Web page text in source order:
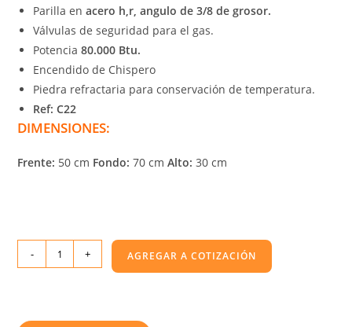
Parilla enacero h,r, angulo de 3/8 de grosor.
Válvulas de seguridad para el gas.
Potencia80.000 Btu.
Encendido de Chispero
Piedra refractaria para conservación de temperatura.
Ref: C22
DIMENSIONES:
Frente: 50 cm Fondo: 70 cmAlto: 30 cm
- + AGREGAR A COTIZACIÓN